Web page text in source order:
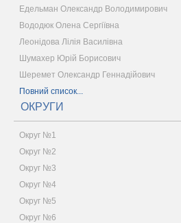
Едельман Олександр Володимирович
Вододюк Олена Сергіївна
Леонідова Лілія Василівна
Шумахер Юрій Борисович
Шеремет Олександр Геннадійович
Повний список...
ОКРУГИ
Округ №1
Округ №2
Округ №3
Округ №4
Округ №5
Округ №6